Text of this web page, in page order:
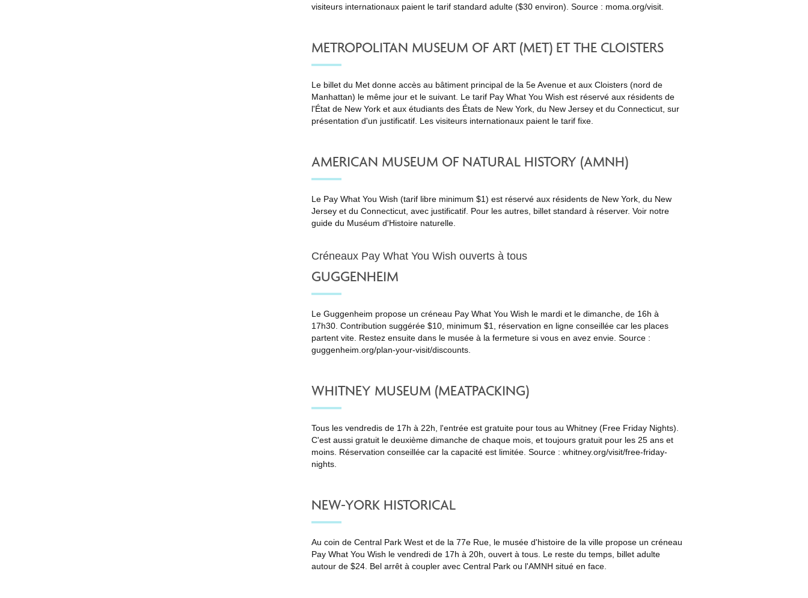
visiteurs internationaux paient le tarif standard adulte ($30 environ). Source : moma.org/visit
METROPOLITAN MUSEUM OF ART (MET) ET THE CLOISTERS
Le billet du Met donne accès au bâtiment principal de la 5e Avenue et aux Cloisters (nord de
Manhattan) le même jour et le suivant. Le tarif Pay What You Wish est réservé aux résidents de
l'État de New York et aux étudiants des États de New York, du New Jersey et du Connecticut, sur
présentation d'un justificatif. Les visiteurs internationaux paient le tarif fixe.
AMERICAN MUSEUM OF NATURAL HISTORY (AMNH)
Le Pay What You Wish (tarif libre minimum $1) est réservé aux résidents de New York, du New
Jersey et du Connecticut, avec justificatif. Pour les autres, billet standard à réserver. Voir notre
guide du Muséum d'Histoire naturelle
Créneaux Pay What You Wish ouverts à tous
GUGGENHEIM
Le Guggenheim propose un créneau Pay What You Wish le mardi et le dimanche, de 16h à
17h30. Contribution suggérée $10, minimum $1, réservation en ligne conseillée car les places
partent vite. Restez ensuite dans le musée à la fermeture si vous en avez envie. Source :
guggenheim.org/plan-your-visit/discounts
WHITNEY MUSEUM (MEATPACKING)
Tous les vendredis de 17h à 22h, l'entrée est gratuite pour tous au Whitney (Free Friday Nights).
C'est aussi gratuit le deuxième dimanche de chaque mois, et toujours gratuit pour les 25 ans et
moins. Réservation conseillée car la capacité est limitée. Source : whitney.org/visit/free-friday-
nights
NEW-YORK HISTORICAL
Au coin de Central Park West et de la 77e Rue, le musée d'histoire de la ville propose un créneau
Pay What You Wish le vendredi de 17h à 20h, ouvert à tous. Le reste du temps, billet adulte
autour de $24. Bel arrêt à coupler avec Central Park ou l'AMNH situé en face.